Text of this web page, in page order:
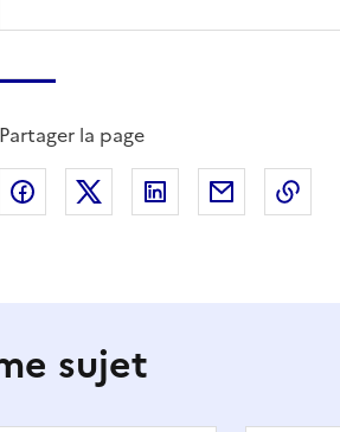
Partager la page
Partager sur Facebook
Partager sur X
Partager surPartager
sujet